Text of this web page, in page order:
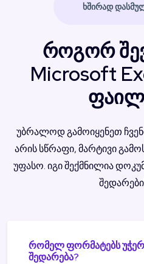
ᲮᲨᲘᲠᲐᲓ
როგორ
Microsoft
უბრალოდ გამოიყენეთ
არის სწრაფი, მარტივი
უფასო. იგი შექმნილია
რომელ ფორმატებს
შედარება?